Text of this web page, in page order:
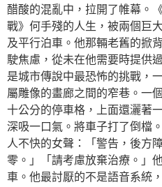
醋酸的混亂中，拉開了帷幕。
戰》何手殘的人生，被兩個巨
及平行泊車。他那輛老舊的掀
駛焦慮，從未在他需要時提供
是城市傳說中最恐怖的挑戰，
屬雕像的畫廊之間的窄巷。一
十公分的停車格，上面還灑著
深吸一口氣。將車子打了倒檔
人不快的女聲：「警告，後方
零。」「請考慮放棄治療。」
車。他最討厭的不是語音系統